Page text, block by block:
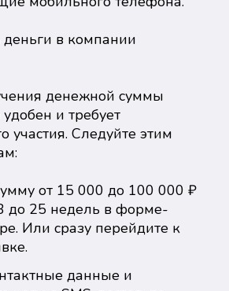
деньги в компании
денежной суммы
и требует
участия. Следуйте этим
от 15 000 до 100 000 ₽
до 25 недель в форме-
Или сразу перейдите к
данные и